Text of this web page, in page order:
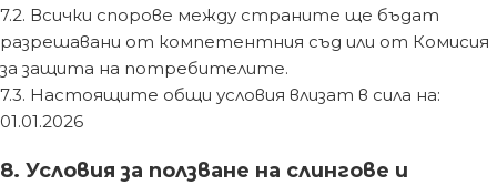
7.2. Всички спорове между страните ще бъдат
разрешавани от компетентния съд или от Комисия
за защита на потребителите.
7.3. Настоящите общи условия влизат в сила на:
01.01.2026
8. Условия за ползване на слингове и